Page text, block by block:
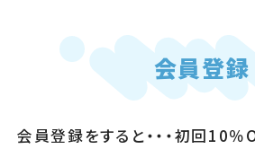
掛けふとんコース
掛/敷ふとんコース
バリュープラン
会員登録
会員登録をすると・・・初回10％